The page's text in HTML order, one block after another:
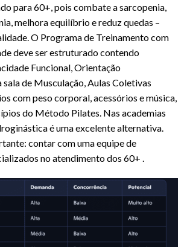
para 60+, pois combate a sarcopenia,
melhora equilíbrio e reduz quedas –
O Programa de Treinamento com
deve ser estruturado contendo
Funcional, Orientação
sala de Musculação, Aulas Coletivas
com peso corporal, acessórios e música,
do Método Pilates. Nas academias
é uma excelente alternativa.
contar com uma equipe de
no atendimento dos 60+ .